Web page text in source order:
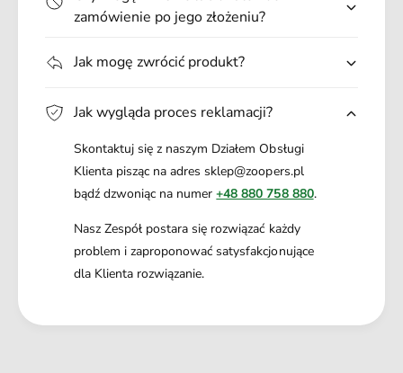
zamówienie po jego złożeniu?
Jak mogę zwrócić produkt?
Jak wygląda proces reklamacji?
Skontaktuj się z naszym Działem Obsługi
Klienta pisząc na adres sklep@zoopers.pl
bądź dzwoniąc na numer+48 880 758 880.
Nasz Zespół postara się rozwiązać każdy
problem i zaproponować satysfakcjonujące
dla Klienta rozwiązanie.